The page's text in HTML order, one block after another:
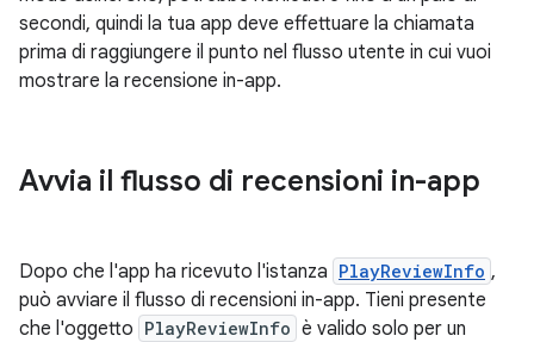
secondi, quindi la tua app deve effettuare la chiamata
prima di raggiungere il punto nel flusso utente in cui vuoi
mostrare la recensione in-app.
Avvia il flusso di recensioni in-app
Dopo che l'app ha ricevuto l'istanza PlayReviewInfo ,
può avviare il flusso di recensioni in-app. Tieni presente
che l'oggetto PlayReviewInfo è valido solo per un